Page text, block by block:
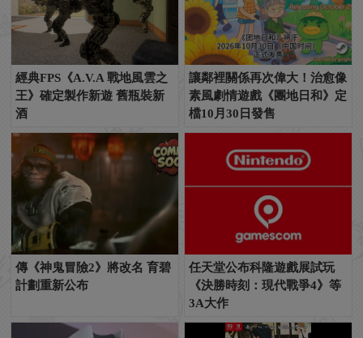
經典FPS《A.V.A 戰地風雲之
王》確定製作新遊 舊瓶裝新
酒
讓鄰裡關係再次偉大！治愈像
素風劇情遊戲《團地日和》定
檔10月30日發售
傳《神鬼冒險2》將改名 育碧
計劃重新公布
任天堂公布科隆遊戲展試玩
《決勝時刻：現代戰爭4》等
3A大作